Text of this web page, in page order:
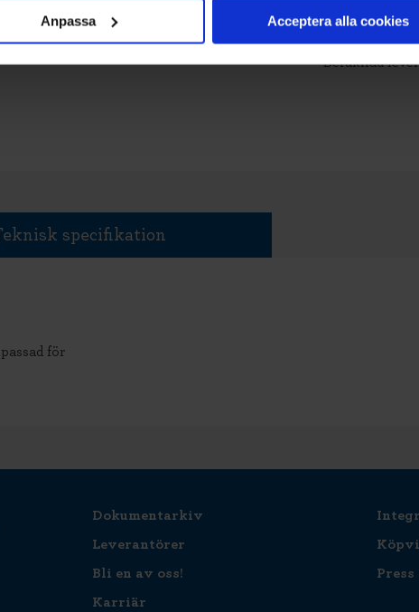
Anpassa Acceptera alla cookies
Beräknad
för
specifikation
Dokumentarkiv
Leverantörer
Bli en av oss!
Karriär